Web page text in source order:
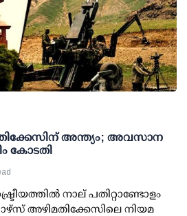
അന്ത്യം; അവസാന
കോടതി
നാല് പതിറ്റാണ്ടോളം
അഴിമതിക്കേസിലെ നിയമ